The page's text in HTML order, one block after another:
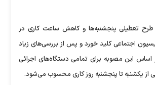
تعطیلی پنجشنبه‌ها و کاهش ساعت کاری در
اجتماعی کلید خورد و پس از بررسی‌های زیاد
این مصوبه برای تمامی دستگاه‌های اجرائی
از یکشنبه تا پنجشنبه روز کاری محسوب می‌شود.